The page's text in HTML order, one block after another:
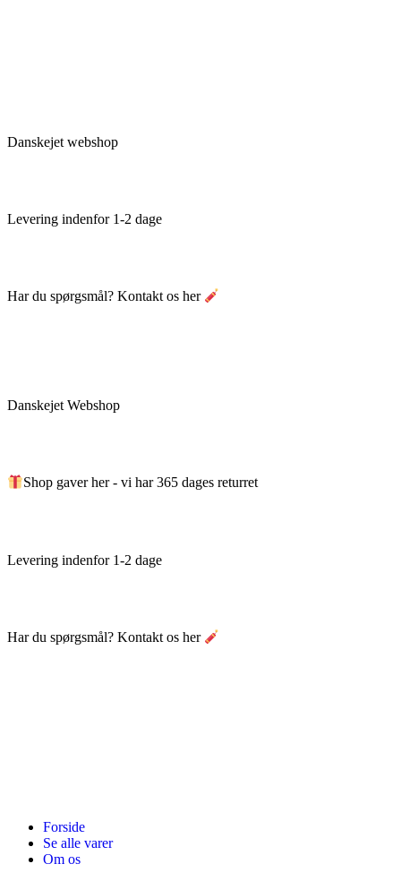
Danskejet webshop
Levering indenfor 1-2 dage
Har du spørgsmål? Kontakt os her
Danskejet Webshop
Shop gaver her - vi har 365 dages returret
Levering indenfor 1-2 dage
Har du spørgsmål? Kontakt os her
Forside
Se alle varer
Om os